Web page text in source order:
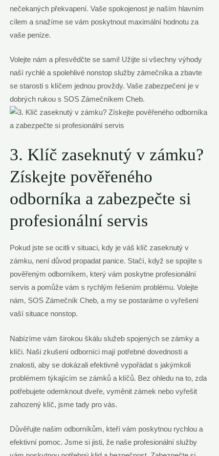
nečekaných překvapení. Vaše spokojenost je ‍naším hlavním‌
cílem a snažíme se vám poskytnout ⁣maximální hodnotu za
vaše peníze.
Volejte nám a přesvědčte ​se sami! Užijte si ‍všechny ⁣výhody
naší‌ rychlé a ‍spolehlivé ‌nonstop služby zámečníka a zbavte
se starosti s​ klíčem​ jednou provždy. Vaše zabezpečení je ⁢v
dobrých rukou s SOS⁢ Zámečníkem‍ Cheb.
3. Klíč zaseknutý v ⁣zámku?
Získejte pověřeného
odborníka a zabezpečte ⁤si
profesionální​ servis
Pokud jste se ocitli v situaci, kdy je váš​ klíč zaseknutý ⁣v
‌zámku, není důvod propadat panice.‍ Stačí, když se⁣ spojíte s
pověřeným odborníkem, ⁣který vám poskytne profesionální
servis a ⁤pomůže vám s rychlým řešením problému. Volejte
nám, SOS Zámečník Cheb, a my se postaráme o vyřešení
vaší situace nonstop.
Nabízíme​ vám širokou škálu služeb spojených se zámky a
klíči. Naši zkušení odborníci mají potřebné dovednosti a
⁣znalosti, aby se dokázali efektivně vypořádat s jakýmkoli
problémem ‍týkajícím se⁤ zámků a klíčů.⁣ Bez ohledu ​na to, zda
potřebujete odemknout ​dveře, vyměnit​ zámek nebo vyřešit
zahozený klíč, ​jsme tady pro‌ vás.
Důvěřujte našim odborníkům, kteří vám poskytnou⁤ rychlou a
⁢efektivní‍ pomoc. Jsme si jisti, že naše profesionální služby ​